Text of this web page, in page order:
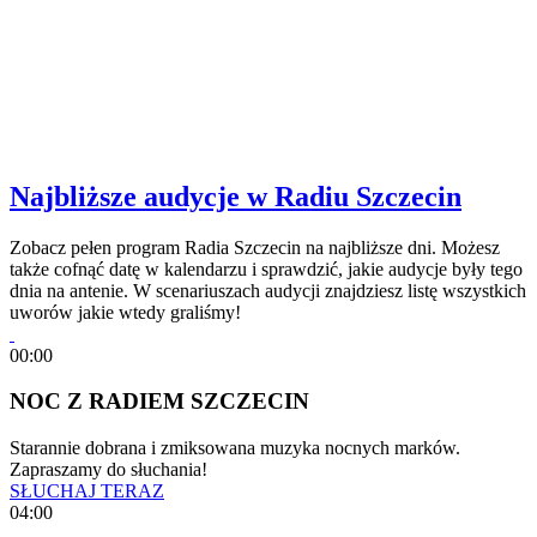
Najbliższe audycje w Radiu Szczecin
Zobacz pełen program Radia Szczecin na najbliższe dni. Możesz
także cofnąć datę w kalendarzu i sprawdzić, jakie audycje były tego
dnia na antenie. W scenariuszach audycji znajdziesz listę wszystkich
uworów jakie wtedy graliśmy!
00:00
NOC Z RADIEM SZCZECIN
Starannie dobrana i zmiksowana muzyka nocnych marków.
Zapraszamy do słuchania!
SŁUCHAJ TERAZ
04:00